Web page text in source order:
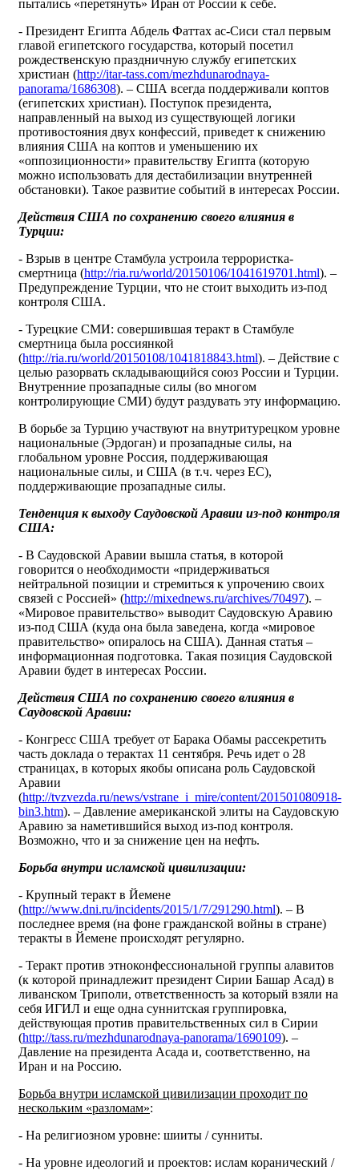
пытались «перетянуть» Иран от России к себе.
- Президент Египта Абдель Фаттах ас-Сиси стал первым
главой египетского государства, который посетил
рождественскую праздничную службу египетских
христиан (http://itar-tass.com/mezhdunarodnaya-
panorama/1686308). – США всегда поддерживали коптов
(египетских христиан). Поступок президента,
направленный на выход из существующей логики
противостояния двух конфессий, приведет к снижению
влияния США на коптов и уменьшению их
«оппозиционности» правительству Египта (которую
можно использовать для дестабилизации внутренней
обстановки). Такое развитие событий в интересах России.
Действия США по сохранению своего влияния в
Турции:
- Взрыв в центре Стамбула устроила террористка-
смертница (http://ria.ru/world/20150106/1041619701.html). –
Предупреждение Турции, что не стоит выходить из-под
контроля США.
- Турецкие СМИ: совершившая теракт в Стамбуле
смертница была россиянкой
(http://ria.ru/world/20150108/1041818843.html). – Действие с
целью разорвать складывающийся союз России и Турции.
Внутренние прозападные силы (во многом
контролирующие СМИ) будут раздувать эту информацию.
В борьбе за Турцию участвуют на внутритурецком уровне
национальные (Эрдоган) и прозападные силы, на
глобальном уровне Россия, поддерживающая
национальные силы, и США (в т.ч. через ЕС),
поддерживающие прозападные силы.
Тенденция к выходу Саудовской Аравии из-под контроля
США:
- В Саудовской Аравии вышла статья, в которой
говорится о необходимости «придерживаться
нейтральной позиции и стремиться к упрочению своих
связей с Россией» (http://mixednews.ru/archives/70497). –
«Мировое правительство» выводит Саудовскую Аравию
из-под США (куда она была заведена, когда «мировое
правительство» опиралось на США). Данная статья –
информационная подготовка. Такая позиция Саудовской
Аравии будет в интересах России.
Действия США по сохранению своего влияния в
Саудовской Аравии:
- Конгресс США требует от Барака Обамы рассекретить
часть доклада о терактах 11 сентября. Речь идет о 28
страницах, в которых якобы описана роль Саудовской
Аравии
(http://tvzvezda.ru/news/vstrane_i_mire/content/201501080918-
bin3.htm). – Давление американской элиты на Саудовскую
Аравию за наметившийся выход из-под контроля.
Возможно, что и за снижение цен на нефть.
Борьба внутри исламской цивилизации:
- Крупный теракт в Йемене
(http://www.dni.ru/incidents/2015/1/7/291290.html). – В
последнее время (на фоне гражданской войны в стране)
теракты в Йемене происходят регулярно.
- Теракт против этноконфессиональной группы алавитов
(к которой принадлежит президент Сирии Башар Асад) в
ливанском Триполи, ответственность за который взяли на
себя ИГИЛ и еще одна суннитская группировка,
действующая против правительственных сил в Сирии
(http://tass.ru/mezhdunarodnaya-panorama/1690109). –
Давление на президента Асада и, соответственно, на
Иран и на Россию.
Борьба внутри исламской цивилизации проходит по
нескольким «разломам»:
- На религиозном уровне: шииты / сунниты.
- На уровне идеологий и проектов: ислам коранический /